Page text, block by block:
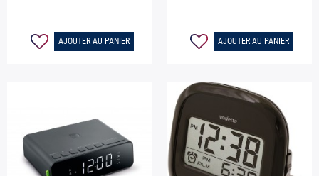
AJOUTER AU PANIER AJOUTER AU PANIER